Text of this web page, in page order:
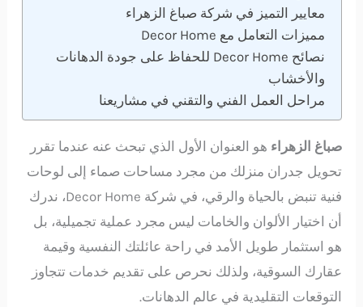
معايير التميز في شركة صباغ الزهراء
مميزات التعامل مع Decor Home
نصائح Decor Home للحفاظ على جودة الدهانات
والأخشاب
مراحل العمل الفني والتقني في مشاريعنا
صباغ الزهراء هو العنوان الأول الذي تبحث عنه عندما تقرر
تحويل جدران منزلك من مجرد مساحات صماء إلى لوحات
فنية تنبض بالحياة والرقي، في شركة Decor Home، ندرك
أن اختيار الألوان والخامات ليس مجرد عملية تجميلية، بل
هو استثمار طويل الأمد في راحة عائلتك النفسية وقيمة
عقارك السوقية، ولذلك نحرص على تقديم خدمات تتجاوز
التوقعات التقليدية في عالم الدهانات.